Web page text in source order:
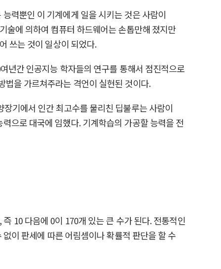
력뿐인 이 기계에게 일을 시키는 것은 사람이
술에 의하여 컴퓨터 하드웨어는 손톱만해 졌지만
쓰는 것이 일상이 되었다.
년간 인공지능 학자들의 연구를 통해서 점진적으로
법을 가르쳐주라는 격언이 실현된 것이다.
기에서 인간 최고수를 물리친 딥불루는 사람이
으로 대국에 임했다. 기계학습의 가공할 능력을 전
10 다음에 0이 170개 있는 큰 수가 된다. 전통적인
이 판세에 따른 어림셈이나 확률적 판단을 할 수